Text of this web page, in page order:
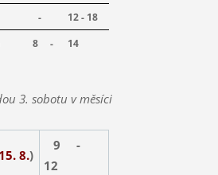
-
12 - 18
8 - 14
3. sobotu v měsíci
8.)
9 -
12